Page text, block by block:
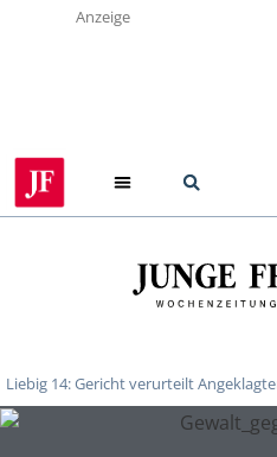
Anzeige
Liebig 14: Gericht verurteilt